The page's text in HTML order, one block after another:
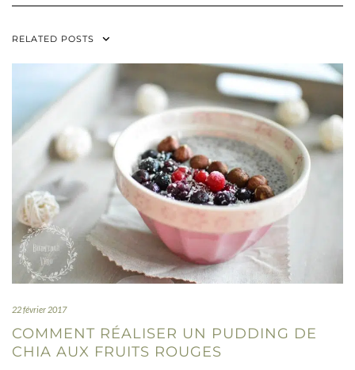
RELATED POSTS
22 février 2017
COMMENT RÉALISER UN PUDDING DE
CHIA AUX FRUITS ROUGES